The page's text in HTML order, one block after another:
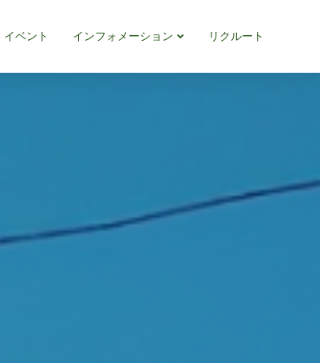
イベント インフォメーション リクルート